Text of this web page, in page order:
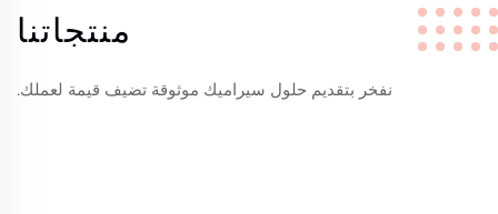
منتجاتنا
نفخر بتقديم حلول سيراميك موثوقة تضيف قيمة لعملك.